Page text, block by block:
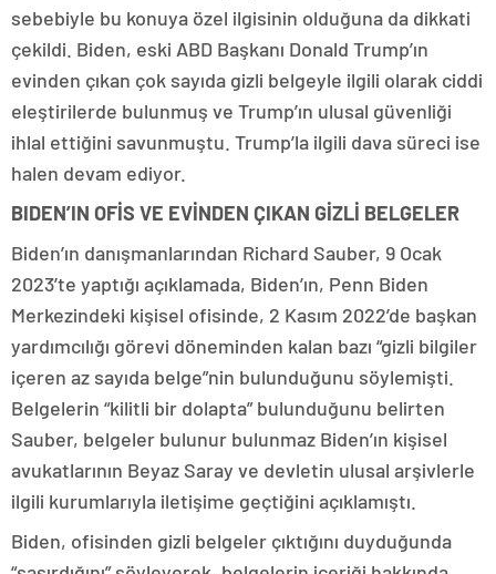
sebebiyle bu konuya özel ilgisinin olduğuna da dikkati
çekildi. Biden, eski ABD Başkanı Donald Trump’ın
evinden çıkan çok sayıda gizli belgeyle ilgili olarak ciddi
eleştirilerde bulunmuş ve Trump’ın ulusal güvenliği
ihlal ettiğini savunmuştu. Trump’la ilgili dava süreci ise
halen devam ediyor.
BIDEN’IN OFİS VE EVİNDEN ÇIKAN GİZLİ BELGELER
Biden’ın danışmanlarından Richard Sauber, 9 Ocak
2023’te yaptığı açıklamada, Biden’ın, Penn Biden
Merkezindeki kişisel ofisinde, 2 Kasım 2022’de başkan
yardımcılığı görevi döneminden kalan bazı “gizli bilgiler
içeren az sayıda belge”nin bulunduğunu söylemişti.
Belgelerin “kilitli bir dolapta” bulunduğunu belirten
Sauber, belgeler bulunur bulunmaz Biden’ın kişisel
avukatlarının Beyaz Saray ve devletin ulusal arşivlerle
ilgili kurumlarıyla iletişime geçtiğini açıklamıştı.
Biden, ofisinden gizli belgeler çıktığını duyduğunda